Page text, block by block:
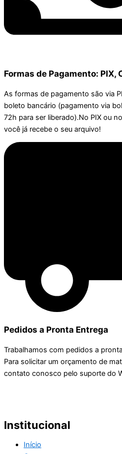
Formas de Pagamento: PIX,
As formas de pagamento são via
boleto bancário (pagamento via
72h para ser liberado).No PIX ou
você já recebe o seu arquivo!
Pedidos a Pronta Entrega
Trabalhamos com pedidos a
Para solicitar um orçamento de
contato conosco pelo suporte do
Institucional
Início